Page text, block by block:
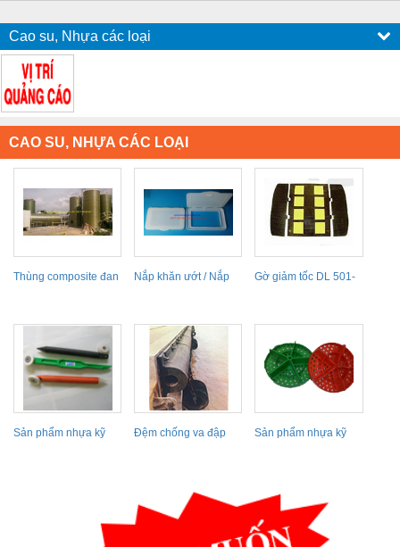
Cao su, Nhựa các loại
CAO SU, NHỰA CÁC LOẠI
Thùng composite đan
Nắp khăn ướt / Nắp
Gờ giảm tốc DL 501-
Sản phẩm nhựa kỹ
Đệm chống va đập
Sản phẩm nhựa kỹ